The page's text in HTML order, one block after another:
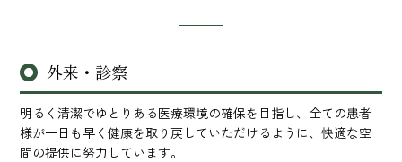
外来・診察
明るく清潔でゆとりある医療環境の確保を目指し、全ての患者
様が一日も早く健康を取り戻していただけるように、快適な空
間の提供に努力しています。